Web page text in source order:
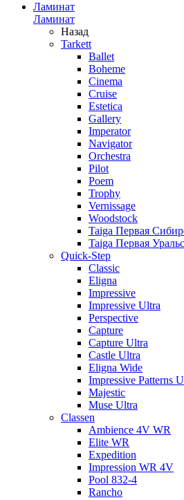
Ламинат
Ламинат
Назад
Tarkett
Ballet
Boheme
Cinema
Cruise
Estetica
Gallery
Imperator
Navigator
Orchestra
Pilot
Poem
Trophy
Vernissage
Woodstock
Taiga Первая
Taiga Первая
Quick-Step
Classic
Eligna
Impressive
Impressive Ultra
Perspective
Capture
Capture Ultra
Castle Ultra
Eligna Wide
Impressive Patterns
Majestic
Muse Ultra
Classen
Ambience 4V WR
Elite WR
Expedition
Impression WR 4V
Pool 832-4
Rancho